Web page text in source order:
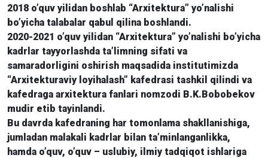
2018 o’quv yilidan boshlab “Arxitektura” yo’nalishi
bo’yicha talabalar qabul qilina boshlandi.
2020-2021 o’quv yilidan “Arxitektura” yo’nalishi bo’yicha
kadrlar tayyorlashda ta’limning sifati va
samaradorligini oshirish maqsadida institutimizda
“Arxitekturaviy loyihalash” kafedrasi tashkil qilindi va
kafedraga arxitektura fanlari nomzodi B.K.Bobobekov
mudir etib tayinlandi.
Bu davrda kafedraning har tomonlama shakllanishiga,
jumladan malakali kadrlar bilan ta’minlanganlikka,
hamda o’quv, o’quv – uslubiy, ilmiy tadqiqot ishlariga